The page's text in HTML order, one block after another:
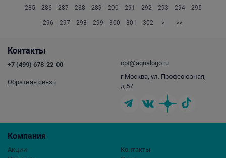
285 286 287 288 289 290 291 292 293 294 295
296 297 298 299 300 301 302 > >>
Компания
Акции
Контакты
Контакты
+7 (499) 678-22-00
Обратная связь
opt@aqualogo.ru
г.Москва, ул. Профсоюзная,
д.57